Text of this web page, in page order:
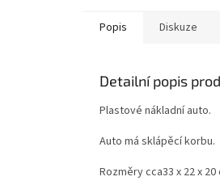
Popis Diskuze
Detailní popis
Plastové nákladní auto.
Auto má sklápěcí korbu.
Rozměry cca33 x 22 x 20